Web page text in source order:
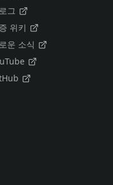
그
위키
운 소식